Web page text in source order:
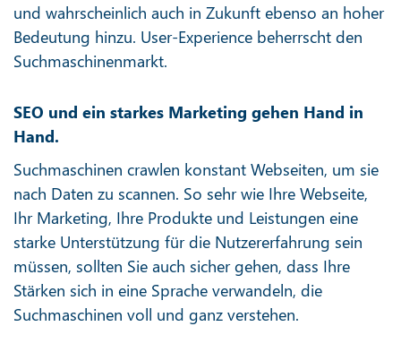
und wahrscheinlich auch in Zukunft ebenso an hoher
Bedeutung hinzu. User-Experience beherrscht den
Suchmaschinenmarkt.
SEO und ein starkes Marketing gehen Hand in
Hand.
Suchmaschinen crawlen konstant Webseiten, um sie
nach Daten zu scannen. So sehr wie Ihre Webseite,
Ihr Marketing, Ihre Produkte und Leistungen eine
starke Unterstützung für die Nutzererfahrung sein
müssen, sollten Sie auch sicher gehen, dass Ihre
Stärken sich in eine Sprache verwandeln, die
Suchmaschinen voll und ganz verstehen.